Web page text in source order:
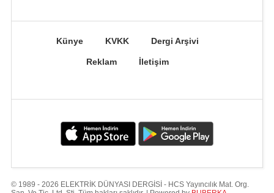
Künye KVKK Dergi Arşivi
Reklam İletişim
© 1989 - 2026 ELEKTRİK DÜNYASI DERGİSİ - HCS Yayıncılık Mat. Org.